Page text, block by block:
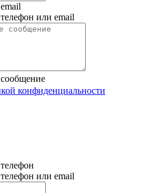
или email
конфиденциальности
или email